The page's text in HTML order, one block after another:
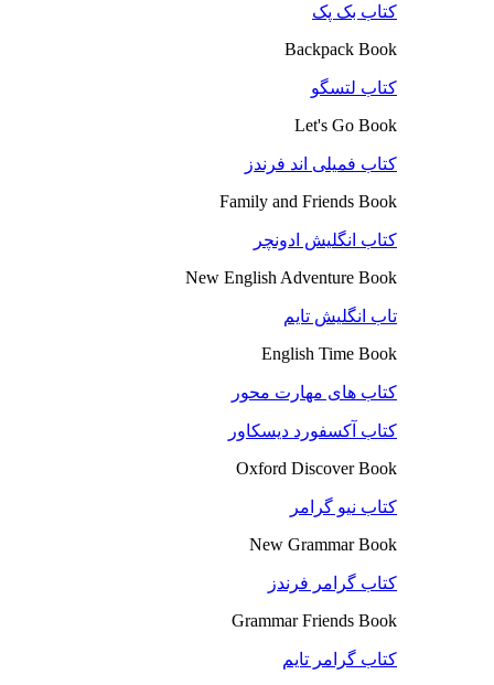
کتاب بک پک
Backpack Book
کتاب لتسگو
Let's Go Book
کتاب فمیلی اند فرندز
Family and Friends Book
کتاب انگلیش ادونچر
New English Adventure Book
تاب انگلیش تایم
English Time Book
کتاب های مهارت محور
کتاب آکسفورد دیسکاور
Oxford Discover Book
کتاب نیو گرامر
New Grammar Book
کتاب گرامر فرندز
Grammar Friends Book
کتاب گرامر تایم